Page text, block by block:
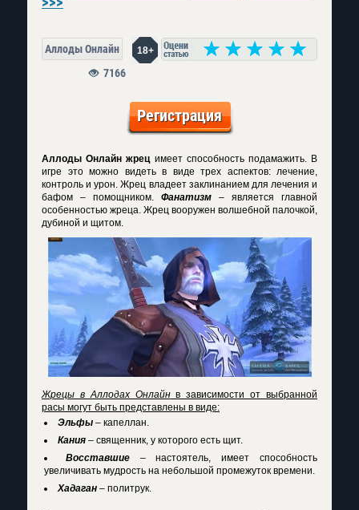
Аллоды Онлайн 18+
7166
Регистрация
Аллоды Онлайн жрецимеет способность подамажить. В
игре это можно видеть в виде трех аспектов: лечение,
контроль и урон. Жрец владеет заклинанием для лечения и
бафом – помощником. Фанатизм – является главной
особенностью жреца. Жрец вооружен волшебной палочкой,
дубиной и щитом.
Жрецы в Аллодах Онлайнв зависимости от выбранной
расы могут быть представлены в виде:
Эльфы – капеллан.
Кания – священник, у которого есть щит.
Восставшие– настоятель, имеет способность
увеличивать мудрость на небольшой промежуток времени.
Хадаган – политрук.